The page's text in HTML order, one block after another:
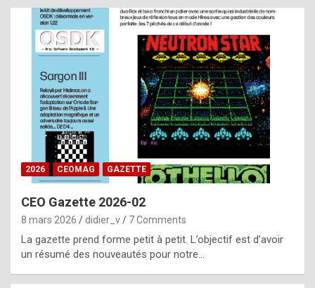
o
m
m
a
y
b
e
b
y
g
e
n
u
2026 CEOMAG GAZETTE
CEO Gazette 2026-02
8 mars 2026 didier_v 7 Comments
La gazette prend forme petit à petit. L’objectif est d’avoir
un résumé des nouveautés pour notre…